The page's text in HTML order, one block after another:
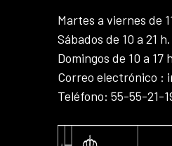
Martes a viernes de
Sábados de 10 a 21 h.
Domingos de 10 a 17
Correo electrónico :
Teléfono: 55-55-21-